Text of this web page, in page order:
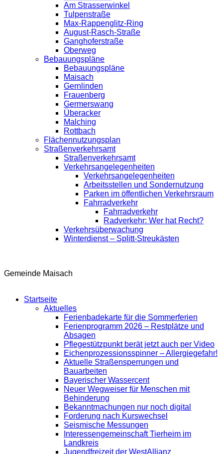
Am Strasserwinkel
Tulpenstraße
Max-Rappenglitz-Ring
August-Rasch-Straße
Ganghoferstraße
Oberweg
Bebauungspläne
Bebauungspläne
Maisach
Gernlinden
Frauenberg
Germerswang
Überacker
Malching
Rottbach
Flächennutzungsplan
Straßenverkehrsamt
Straßenverkehrsamt
Verkehrsangelegenheiten
Verkehrsangelegenheiten
Arbeitsstellen und Sondernutzung
Parken im öffentlichen Verkehrsraum
Fahrradverkehr
Fahrradverkehr
Radverkehr: Wer hat Recht?
Verkehrsüberwachung
Winterdienst – Splitt-Streukästen
Gemeinde Maisach
Startseite
Aktuelles
Ferienbadekarte für die Sommerferien
Ferienprogramm 2026 – Restplätze und
Absagen
Pflegestützpunkt berät jetzt auch per Video
Eichenprozessionsspinner – Allergiegefahr!
Aktuelle Straßensperrungen und
Bauarbeiten
Bayerischer Wassercent
Neuer Wegweiser für Menschen mit
Behinderung
Bekanntmachungen nur noch digital
Forderung nach Kurswechsel
Seismische Messungen
Interessengemeinschaft Tierheim im
Landkreis
Jugendfreizeit der WestAllianz